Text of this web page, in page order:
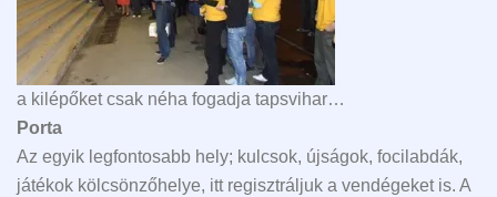
a kilépőket csak néha fogadja tapsvihar…
Porta
Az egyik legfontosabb hely; kulcsok, újságok, focilabdák,
játékok kölcsönzőhelye, itt regisztráljuk a vendégeket is. A